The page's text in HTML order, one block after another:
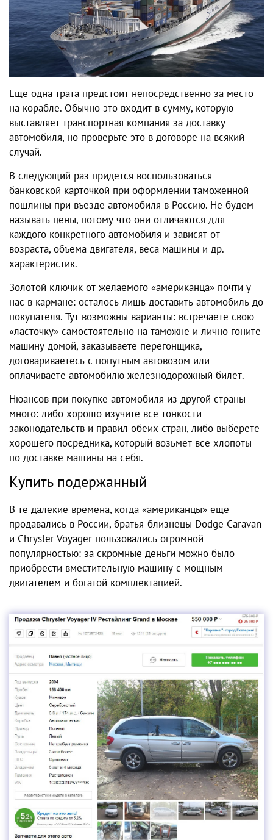
Еще одна трата предстоит непосредственно за место
на корабле. Обычно это входит в сумму, которую
выставляет транспортная компания за доставку
автомобиля, но проверьте это в договоре на всякий
случай.
В следующий раз придется воспользоваться
банковской карточкой при оформлении таможенной
пошлины при въезде автомобиля в Россию. Не будем
называть цены, потому что они отличаются для
каждого конкретного автомобиля и зависят от
возраста, объема двигателя, веса машины и др.
характеристик.
Золотой ключик от желаемого «американца» почти у
нас в кармане: осталось лишь доставить автомобиль до
покупателя. Тут возможны варианты: встречаете свою
«ласточку» самостоятельно на таможне и лично гоните
машину домой, заказываете перегонщика,
договариваетесь с попутным автовозом или
оплачиваете автомобилю железнодорожный билет.
Нюансов при покупке автомобиля из другой страны
много: либо хорошо изучите все тонкости
законодательств и правил обеих стран, либо выберете
хорошего посредника, который возьмет все хлопоты
по доставке машины на себя.
Купить подержанный
В те далекие времена, когда «американцы» еще
продавались в России, братья-близнецы Dodge Caravan
и Chrysler Voyager пользовались огромной
популярностью: за скромные деньги можно было
приобрести вместительную машину с мощным
двигателем и богатой комплектацией.